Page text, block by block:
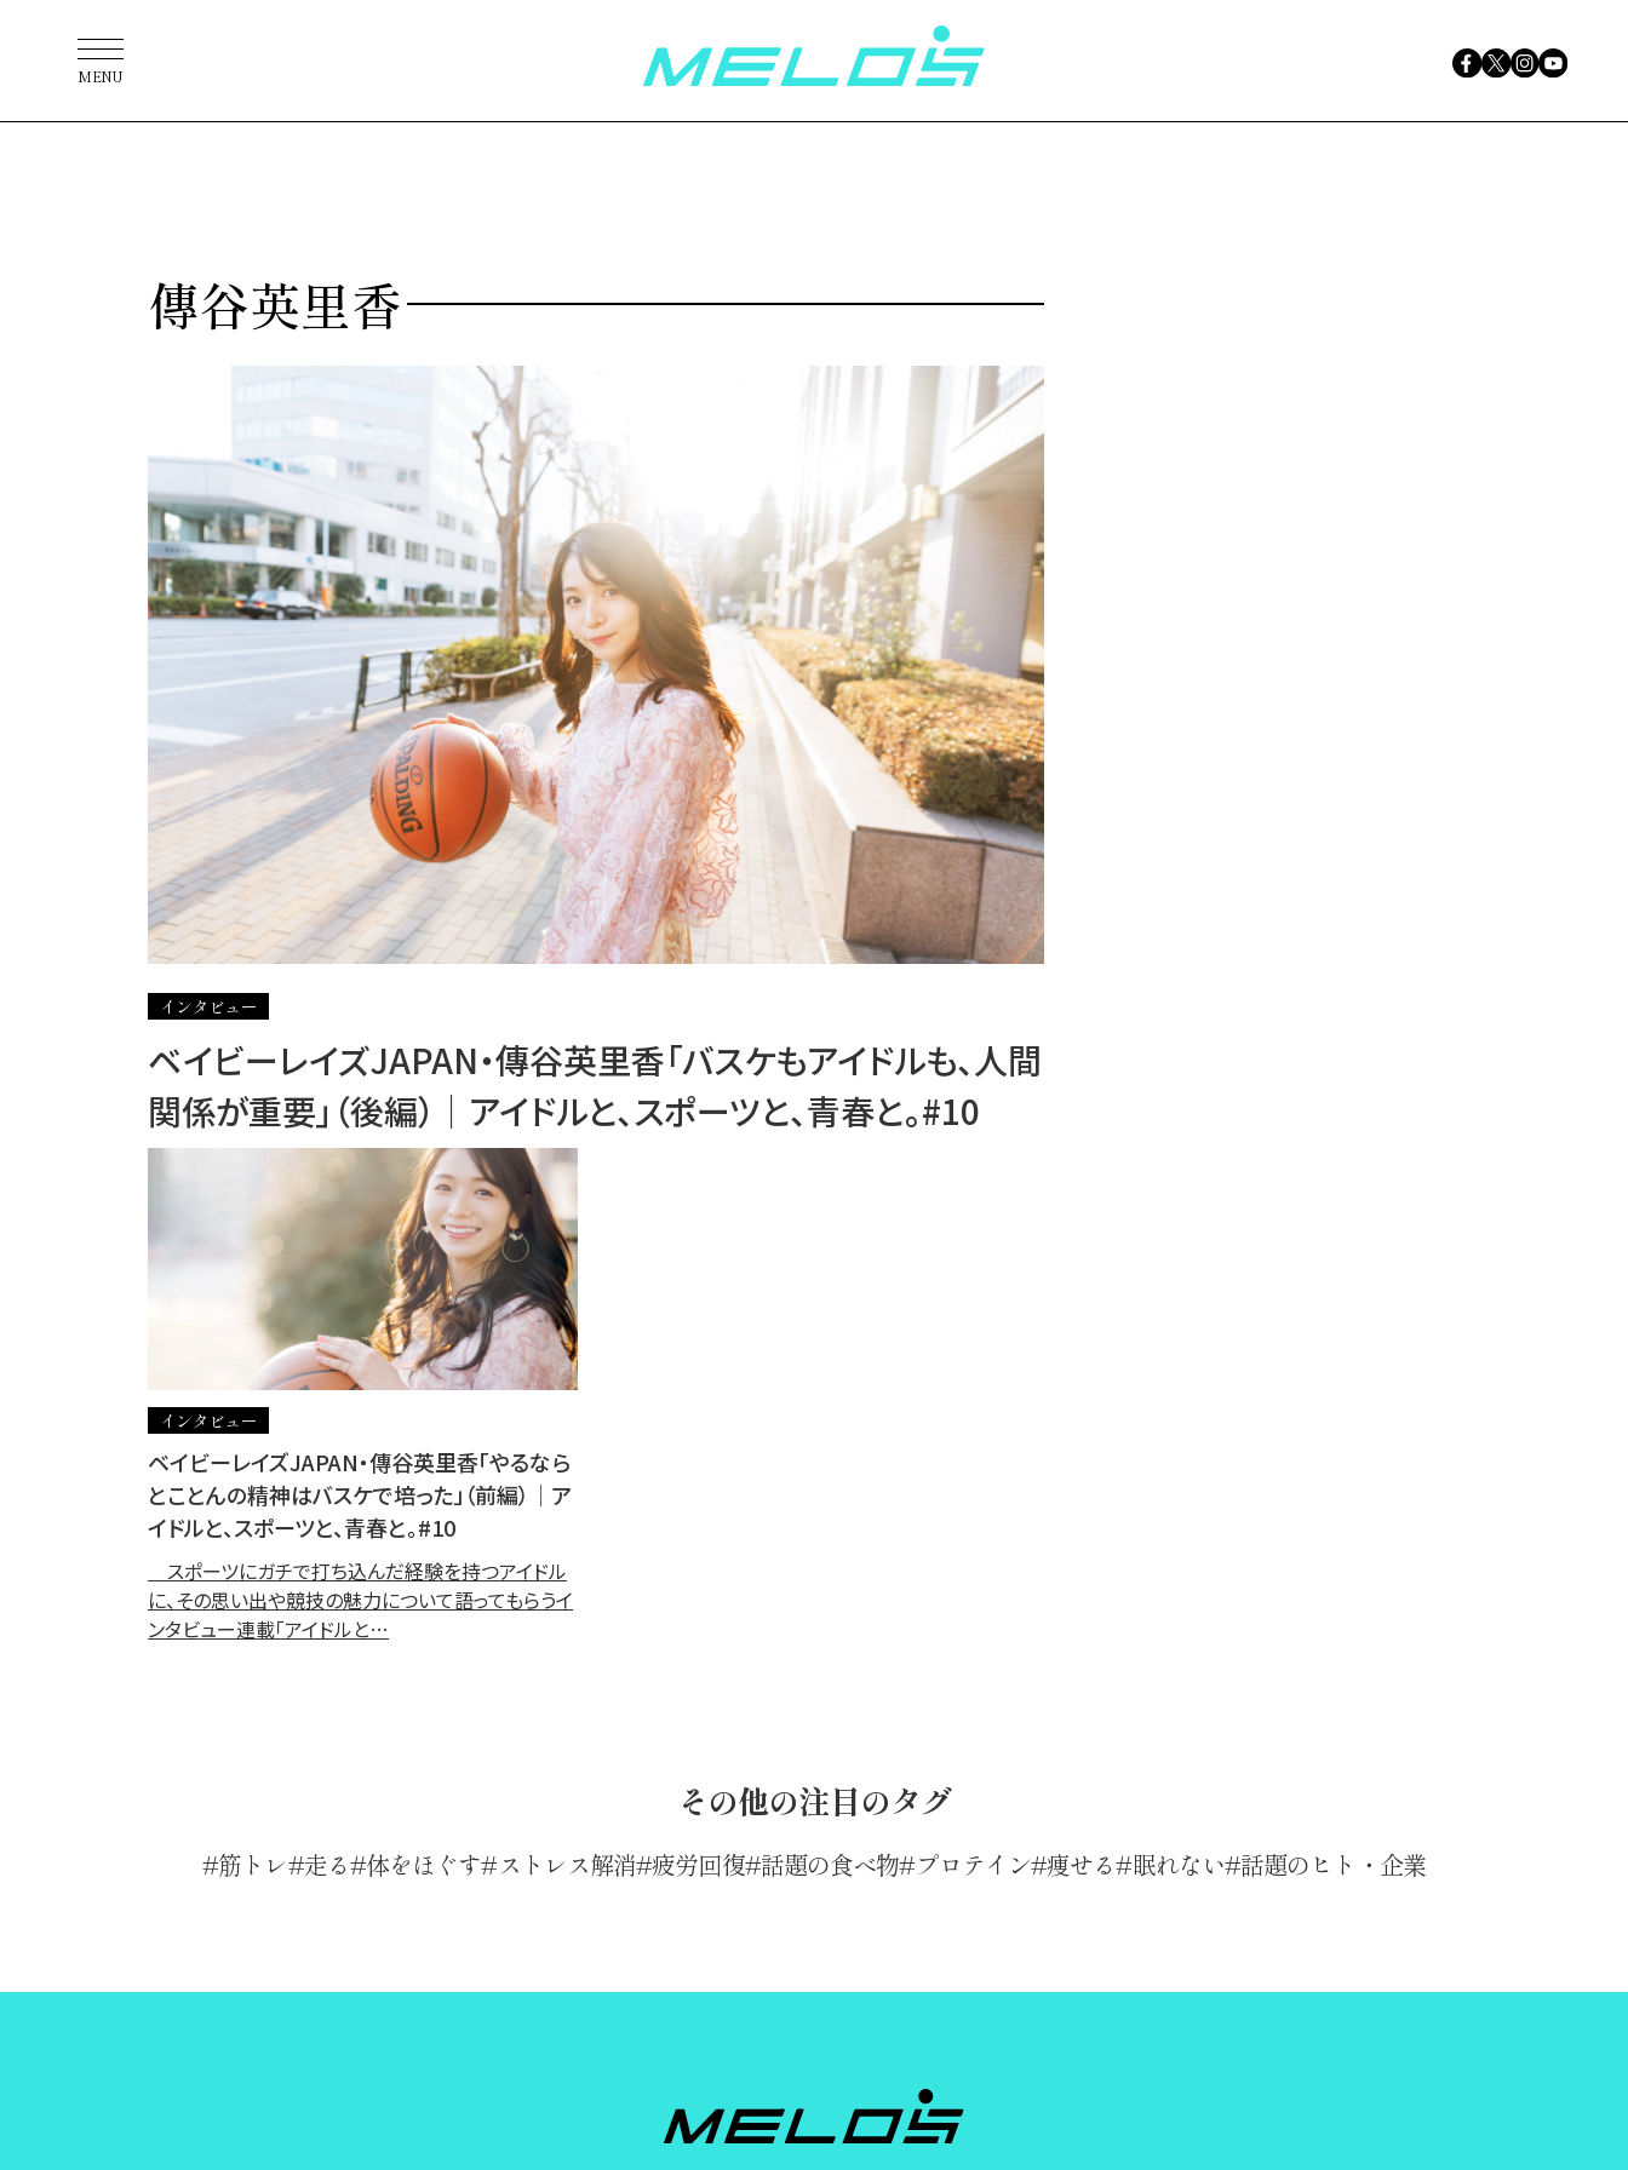
MENU
傳谷英里香
インタビュー
ベイビーレイズJAPAN・傳谷英里香「バスケもアイドルも、人間
関係が重要」（後編）│アイドルと、スポーツと、青春と。#10
インタビュー
ベイビーレイズJAPAN・傳谷英里香「やるなら
とことんの精神はバスケで培った」（前編）│ア
イドルと、スポーツと、青春と。#10
スポーツにガチで打ち込んだ経験を持つアイドル
に、その思い出や競技の魅力について語ってもらうイ
ンタビュー連載「アイドルと…
その他の注目のタグ
筋トレ 走る 体をほぐす ストレス解消 疲労回復 話題の食べ物 プロテイン 痩せる 眠れない 話題のヒト・企業